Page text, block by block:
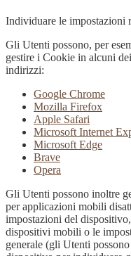
Individuare le impostazioni
Gli Utenti possono, per
gestire i Cookie in alcuni
indirizzi:
Google Chrome
Mozilla Firefox
Apple Safari
Microsoft Internet
Microsoft Edge
Brave
Opera
Gli Utenti possono inoltre
per applicazioni mobili
impostazioni del
dispositivi mobili o le
generale (gli Utenti